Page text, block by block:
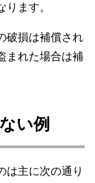
ます。
破損は補償され
まれた場合は補
い例
は主に次の通り